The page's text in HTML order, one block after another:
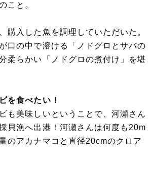
こと。
購入した魚を調理していただいた。
口の中で溶ける「ノドグロとサバの
柔らかい「ノドグロの煮付け」を堪
を食べたい！
も美味しいということで、河瀬さん
貝漁へ出港！河瀬さんは何度も20m
のアカナマコと直径20cmのクロア